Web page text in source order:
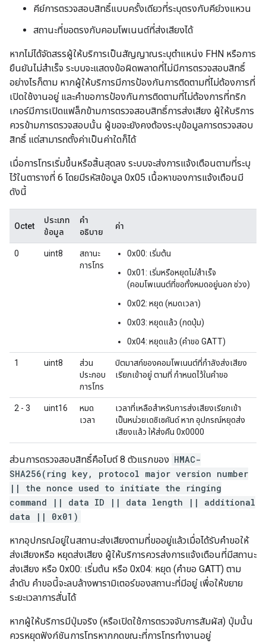
คีย์การตรวจสอบสิทธิ์แบบครั้งเดียวที่ระบุตรงกับคีย์วงแหวน
สถานะที่ขอตรงกับคอมโพเนนต์ที่ส่งเสียงได้
หากไม่ได้จัดสรรผู้ให้บริการเป็นสัญญาณระบุตำแหน่ง FHN หรือการ
ยืนยันไม่สำเร็จ ระบบจะแสดงข้อผิดพลาดที่ไม่มีการตรวจสอบสิทธิ์
อย่างไรก็ตาม หากผู้ให้บริการมีการป้องกันการติดตามที่ไม่ต้องการที่
เปิดใช้งานอยู่ และคำขอการป้องกันการติดตามที่ไม่ต้องการที่ทริก
เกอร์มีการเปิดแฟล็กข้ามการตรวจสอบสิทธิ์การส่งเสียง ผู้ให้บริการ
ควรข้ามการตรวจสอบนั้น ผู้ขอจะยังคงต้องระบุข้อมูลการตรวจสอบ
สิทธิ์ แต่สามารถตั้งค่าเป็นค่าใดก็ได้
เมื่อการโทรเริ่มขึ้นหรือสิ้นสุดลง ระบบจะส่งการแจ้งเตือนตามที่ระบุ
ไว้ในตารางที่ 6 โดยมีรหัสข้อมูล 0x05 เนื้อหาของการแจ้งเตือนมี
ดังนี้
Octet
ประเภท
ข้อมูล
คำ
อธิบาย
ค่า
0 uint8
สถานะ
การโทร
0x00: เริ่มต้น
0x01: เริ่มหรือหยุดไม่สำเร็จ
(คอมโพเนนต์ที่ขอทั้งหมดอยู่นอก ช่วง)
0x02: หยุด (หมดเวลา)
0x03: หยุดแล้ว (กดปุ่ม)
0x04: หยุดแล้ว (คำขอ GATT)
1 uint8
ส่วน
ประกอบ
การโทร
บิตมาสก์ของคอมโพเนนต์ที่กำลังส่งเสียง
เรียกเข้าอยู่ ตามที่ กำหนดไว้ในคำขอ
2 - 3 uint16
หมด
เวลา
เวลาที่เหลือสำหรับการส่งเสียงเรียกเข้า
เป็นหน่วยเดซิเซคันด์ หาก อุปกรณ์หยุดส่ง
เสียงแล้ว ให้ส่งคืน 0x0000
ส่วนการตรวจสอบสิทธิ์คือไบต์ 8 ตัวแรกของ HMAC-
SHA256(ring key, protocol major version number
|| the nonce used to initiate the ringing
command || data ID || data length || additional
data || 0x01)
หากอุปกรณ์อยู่ในสถานะส่งเสียงตามที่ขออยู่แล้วเมื่อได้รับคำขอให้
ส่งเสียงหรือ หยุดส่งเสียง ผู้ให้บริการควรส่งการแจ้งเตือนที่มีสถานะ
ส่งเสียง หรือ 0x00: เริ่มต้น หรือ 0x04: หยุด (คำขอ GATT) ตาม
ลำดับ คำขอนี้จะลบล้างพารามิเตอร์ของสถานะที่มีอยู่ เพื่อให้ขยาย
ระยะเวลาการสั่นได้
หากผู้ให้บริการมีปุ่มจริง (หรือเปิดใช้การตรวจจับการสัมผัส) ปุ่มนั้น
ควรหยุดฟังก์ชันการโทรหากกดขณะที่การโทรทำงานอยู่